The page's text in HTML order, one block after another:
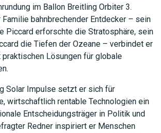
im Ballon Breitling Orbiter 3.
Familie bahnbrechender Entdecker – sein
Piccard erforschte die Stratosphäre, sein
die Tiefen der Ozeane – verbindet er
Lösungen für globale
Solar Impulse setzt er sich für
wirtschaftlich rentable Technologien ein
Entscheidungsträger in Politik und
Redner inspiriert er Menschen